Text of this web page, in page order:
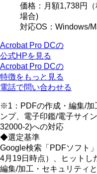
価格： 月額1,738円
場合)
対応OS：Windows/
Acrobat Pro DCの
公式HPを見る
Acrobat Pro DCの
特徴をもっと見る
電話で問い合わせる
※1：PDFの作成・編集/加
ンプ、電子印鑑/電子サイ
32000-2)への対応
◆選定基準
Google検索「PDFソフト
4月19日時点）、ヒットし
編集/加工・セキュリティ